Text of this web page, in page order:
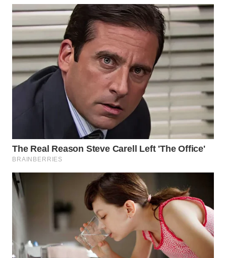
WN
LIKUPANG
WN
LABUANBAJO
WN
Group
WAHANA
ADVOKAT